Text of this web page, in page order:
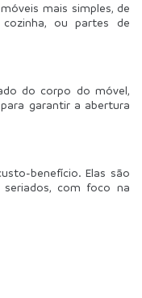
mais simples, de
ou partes de
do corpo do móvel,
garantir a abertura
benefício. Elas são
com foco na